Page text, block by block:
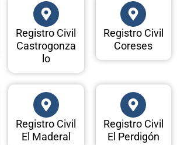
Registro Civil
Castrogonza
lo
Registro Civil
Coreses
Registro Civil
El Maderal
Registro Civil
El Perdigón